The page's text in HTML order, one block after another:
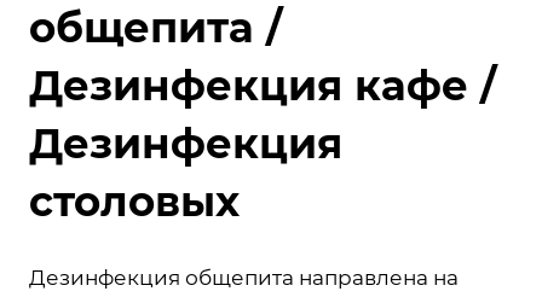
общепита /
Дезинфекция кафе /
Дезинфекция
столовых
Дезинфекция общепита направлена на